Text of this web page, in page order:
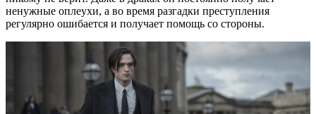
ненужные оплеухи, а во время разгадки преступления
регулярно ошибается и получает помощь со стороны.